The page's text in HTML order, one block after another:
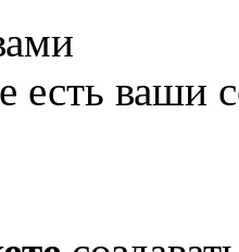
есть ваши